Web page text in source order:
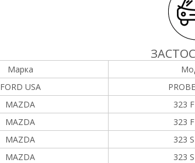
Марка
FORD USA
MAZDA
323
MAZDA
323
MAZDA
323
MAZDA
323